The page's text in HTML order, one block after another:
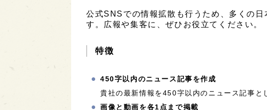
公式SNSでの情報拡散も行うため、多くの日
す。広報や集客に、ぜひお役立てください。
特徴
450字以内のニュース記事を作成
貴社の最新情報を450字以内のニュース記事と
画像と動画を各1点まで掲載